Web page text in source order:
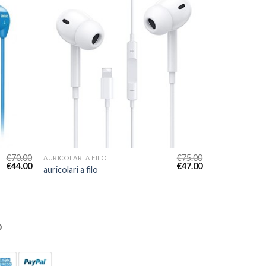
€70.00
€44.00
AURICOLARI A FILO
auricolari a filo
€75.00
€47.00